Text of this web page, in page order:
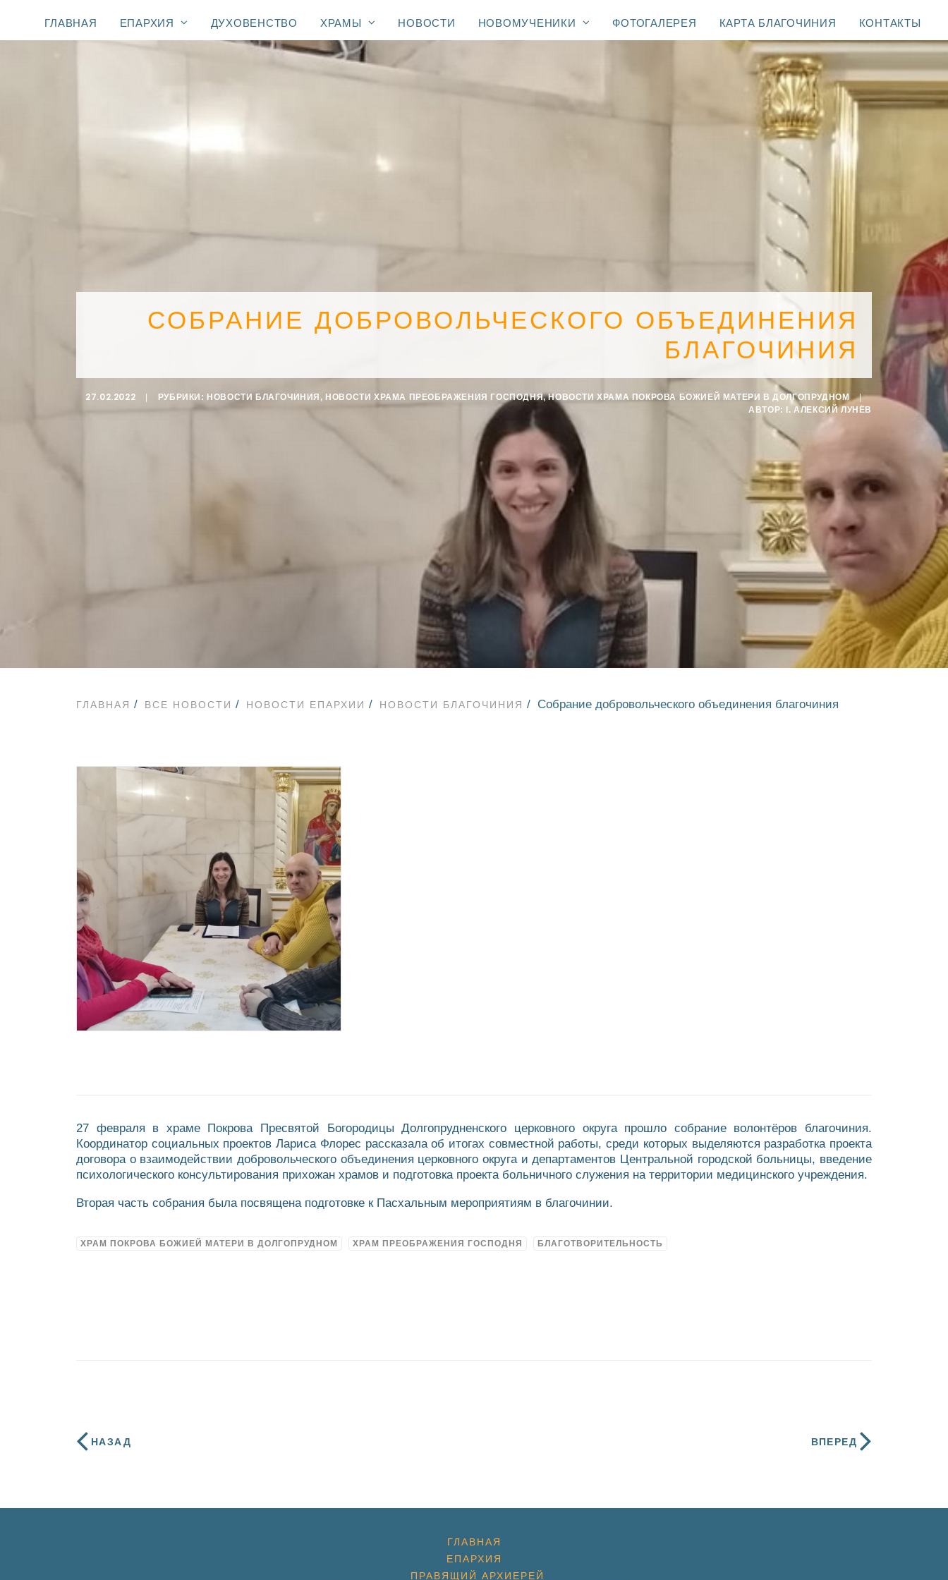
ГЛАВНАЯ ЕПАРХИЯ ДУХОВЕНСТВО ХРАМЫ НОВОСТИ НОВОМУЧЕНИКИ ФОТОГАЛЕРЕЯ КАРТА БЛАГОЧИНИЯ КОНТАКТЫ
СОБРАНИЕ ДОБРОВОЛЬЧЕСКОГО ОБЪЕДИНЕНИЯ
БЛАГОЧИНИЯ
27.02.2022 РУБРИКИ: НОВОСТИ БЛАГОЧИНИЯ , НОВОСТИ ХРАМА ПРЕОБРАЖЕНИЯ ГОСПОДНЯ,НОВОСТИ ХРАМА ПОКРОВА БОЖИЕЙ МАТЕРИ В ДОЛГОПРУДНОМ
|
АВТОР:
I. АЛЕКСИЙ ЛУНЁВ
ГЛАВНАЯ ВСЕ НОВОСТИ НОВОСТИ ЕПАРХИИ НОВОСТИ БЛАГОЧИНИЯ Собрание добровольческого объединения благочиния
27 февраля в храме Покрова Пресвятой Богородицы Долгопрудненского церковного округа прошло собрание волонтёров благочиния.
Координатор социальных проектов Лариса Флорес рассказала об итогах совместной работы, среди которых выделяются разработка проекта
договора о взаимодействии добровольческого объединения церковного округа и департаментов Центральной городской больницы, введение
психологического консультирования прихожан храмов и подготовка проекта больничного служения на территории медицинского учреждения.
Вторая часть собрания была посвящена подготовке к Пасхальным мероприятиям в благочинии.
ХРАМ ПОКРОВА БОЖИЕЙ МАТЕРИ В ДОЛГОПРУДНОМ ХРАМ ПРЕОБРАЖЕНИЯ ГОСПОДНЯ БЛАГОТВОРИТЕЛЬНОСТЬ
НАЗАД ВПЕРЕД
ГЛАВНАЯ
ЕПАРХИЯ
ПРАВЯЩИЙ АРХИЕРЕЙ